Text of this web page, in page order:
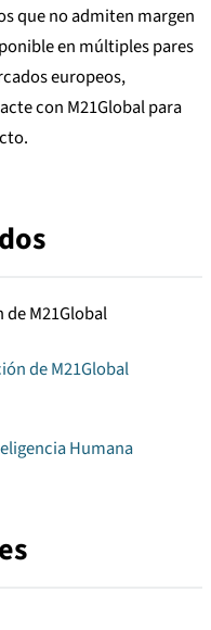
que no admiten margen
en múltiples pares
europeos,
con M21Global para
M21Global
de M21Global
Humana